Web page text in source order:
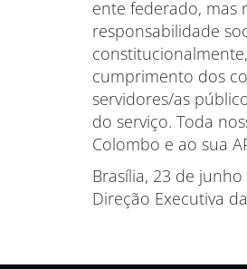
ente federado, mas
responsabilidade
cumprimento dos
servidores/as
do serviço. Toda
Colombo e ao sua
Brasília, 23 de
Direção Executiva